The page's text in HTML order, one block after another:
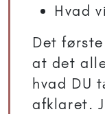
Hvad
Det
at det
hvad DU
afklaret.